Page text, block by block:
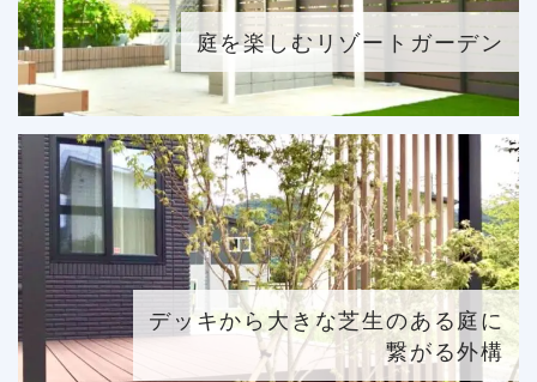
庭を楽しむリゾートガーデン
デッキから大きな芝生のある庭に
繋がる外構